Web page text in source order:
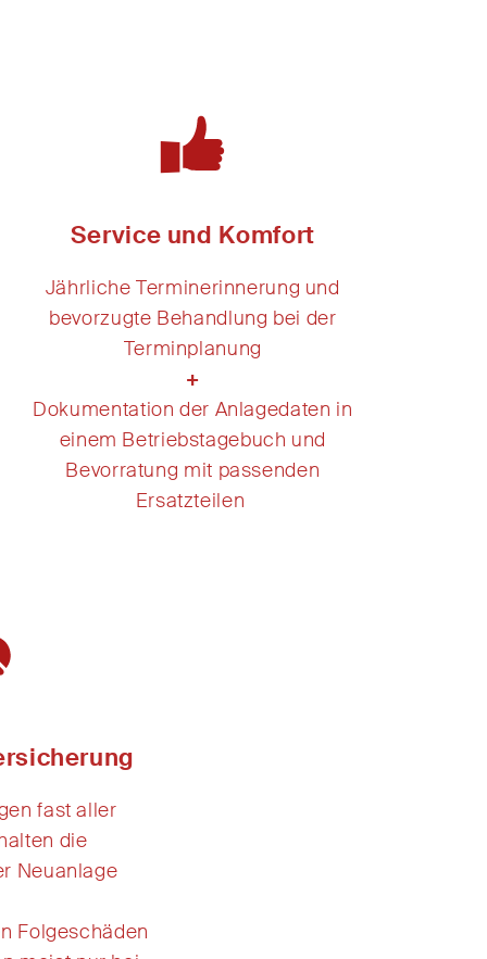
Service und Komfort
Jährliche Terminerinnerung und
bevorzugte Behandlung bei der
Terminplanung
+
Dokumentation der Anlagedaten in
einem Betriebstagebuch und
Bevorratung mit passenden
Ersatzteilen
fast aller
die
Neuanlage
Folgeschäden